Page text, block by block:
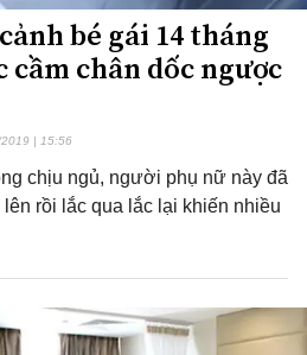
bé gái 14 tháng
chân dốc ngược
| 15:56
chịu ngủ, người phụ nữ này đã
rồi lắc qua lắc lại khiến nhiều